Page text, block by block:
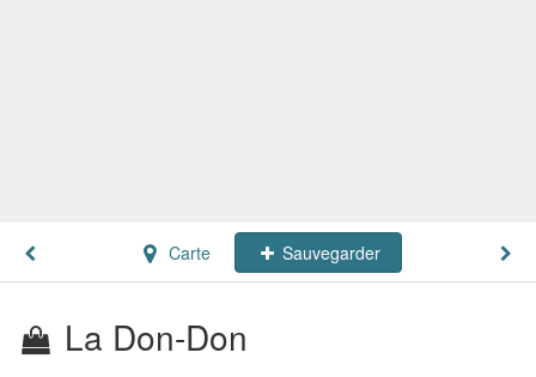
Carte Sauvegarder
La Don-Don